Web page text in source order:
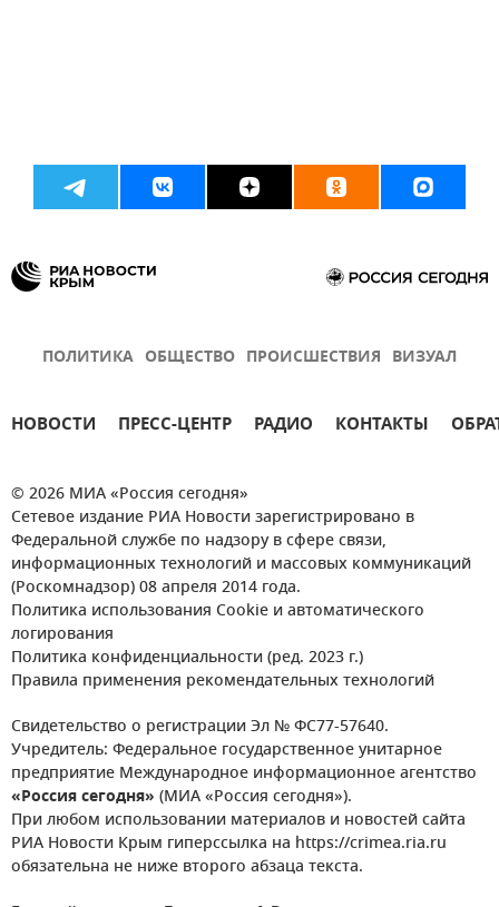
ПОЛИТИКА ОБЩЕСТВО ПРОИСШЕСТВИЯ ВИЗУАЛ
НОВОСТИ ПРЕСС-ЦЕНТР РАДИО КОНТАКТЫ
© 2026 МИА «Россия сегодня»
Сетевое издание РИА Новости зарегистрировано в
Федеральной службе по надзору в сфере связи,
информационных технологий и массовых коммуникаций
(Роскомнадзор) 08 апреля 2014 года.
Политика использования Cookie и автоматического
логирования
Политика конфиденциальности (ред. 2023 г.)
Правила применения рекомендательных технологий
Свидетельство о регистрации Эл № ФС77-57640.
Учредитель: Федеральное государственное унитарное
предприятие Международное информационное агентство
«Россия сегодня» (МИА «Россия сегодня»).
При любом использовании материалов и новостей сайта
РИА Новости Крым гиперссылка на https://crimea.ria.ru
обязательна не ниже второго абзаца текста.